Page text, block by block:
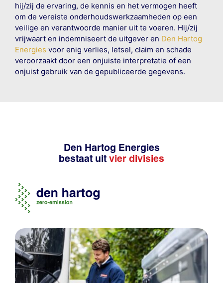
hij/zij de ervaring, de kennis en het vermogen heeft
om de vereiste onderhoudswerkzaamheden op een
veilige en verantwoorde manier uit te voeren. Hij/zij
vrijwaart en indemniseert de uitgever en Den Hartog
Energies voor enig verlies, letsel, claim en schade
veroorzaakt door een onjuiste interpretatie of een
onjuist gebruik van de gepubliceerde gegevens.
Den Hartog Energies
bestaat uit vier divisies